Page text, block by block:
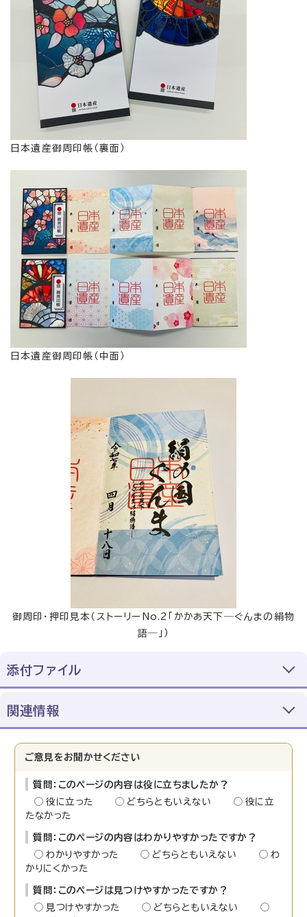
日本遺産御周印帳（裏面）
日本遺産御周印帳（中面）
御周印・押印見本（ストーリーNo.2「かかあ天下―ぐんまの絹物
語―」）
添付ファイル
関連情報
ご意見をお聞かせください
質問：このページの内容は役に立ちましたか？
役に立った
どちらともいえない
役に立
たなかった
質問：このページの内容はわかりやすかったですか？
わかりやすかった
どちらともいえない
わ
かりにくかった
質問：このページは見つけやすかったですか？
見つけやすかった
どちらともいえない